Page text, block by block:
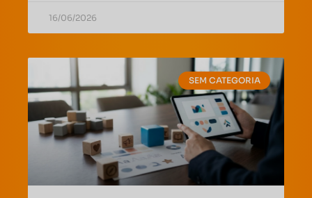
16/06/2026
SEM CATEGORIA